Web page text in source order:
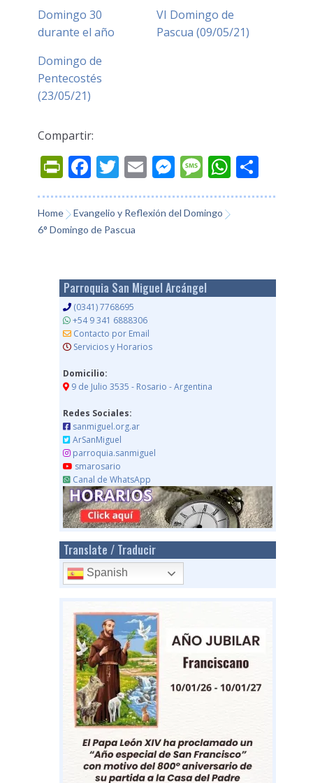
Domingo 30
durante el año
VI Domingo de
Pascua (09/05/21)
Domingo de
Pentecostés
(23/05/21)
Compartir:
Prin
endl
y
Fac
ok
Twi
Ema
Mes
ger
Mes
e
Wh
Home
Evangelio y Reflexión del Domingo
6° Domingo de Pascua
Parroquia San Miguel Arcángel
(0341) 7768695
+54 9 341 6888306
Contacto por Email
Servicios y Horarios
Domicilio:
9 de Julio 3535 - Rosario - Argentina
Redes Sociales:
sanmiguel.org.ar
ArSanMiguel
parroquia.sanmiguel
smarosario
Canal de WhatsApp
Translate / Traducir
Spanish